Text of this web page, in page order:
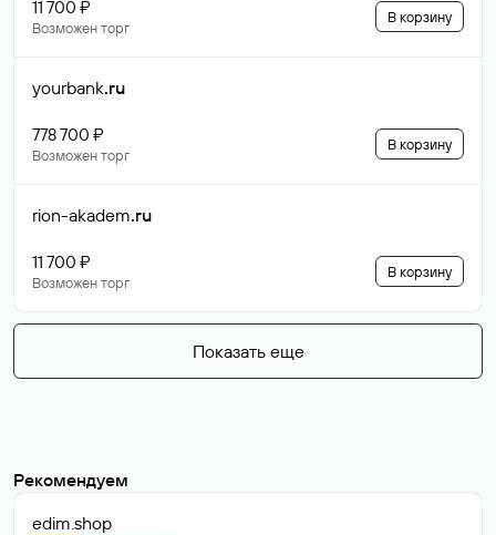
11 700 ₽
Возможен торг
В корзину
yourbank.ru
778 700 ₽
Возможен торг
В корзину
rion-akadem.ru
11 700 ₽
Возможен торг
В корзину
Показать еще
Рекомендуем
edim.shop